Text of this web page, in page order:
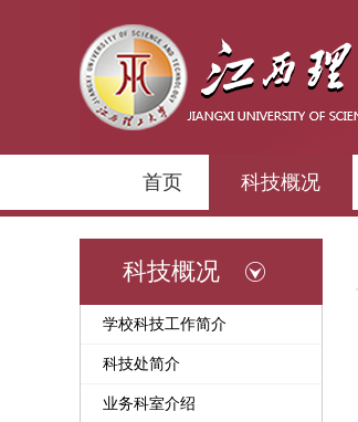
首页 科技概况
科技概况
学校科技工作简介
科技处简介
业务科室介绍